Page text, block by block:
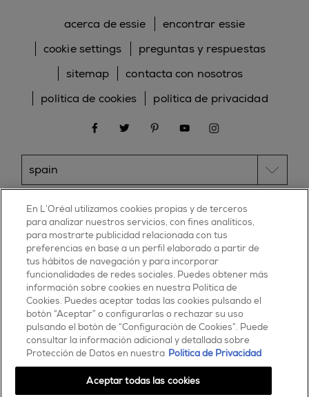
© 2025 essie todos los derechos reservados
condiciones de uso
acerca de essie
encontrar essie
cookie settings
preguntas y respuestas
sitemap
contacta con nosotros
política de cookies
política de privacidad
facebooktwitter pinterestyoutubeinstagram
ESSIE
30, rue d’Alsace – 92300 Levallois-Perret
FRANCE
Contáctanos
900 181 055
En L’Oréal utilizamos cookies propias y de terceros
para analizar nuestros servicios, con fines analíticos,
para mostrarte publicidad relacionada con tus
preferencias en base a un perfil elaborado a partir de
tus hábitos de navegación y para incorporar
funcionalidades de redes sociales. Puedes obtener más
información sobre cookies en nuestra Política de
Cookies. Puedes aceptar todas las cookies pulsando el
botón “Aceptar” o configurarlas o rechazar su uso
pulsando el botón de “Configuración de Cookies”. Puede
consultar la información adicional y detallada sobre
Protección de Datos en nuestra Política de Privacidad
Aceptar todas las cookies